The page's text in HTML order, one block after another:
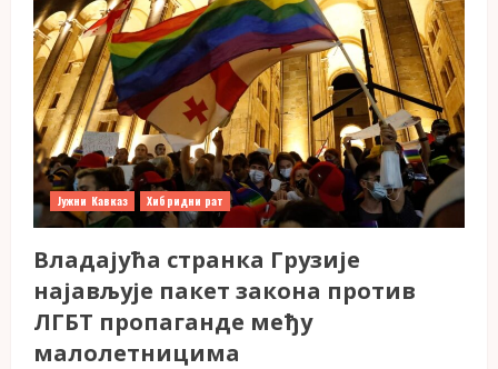
Јужни Кавказ Хибридни рат
Владајућа странка Грузије
најављује пакет закона против
ЛГБТ пропаганде међу
малолетницима